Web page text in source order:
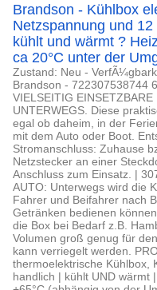
Brandson - Kühlbox
Netzspannung und
kühlt und wärmt ?
ca 20°C unter der
Zustand: Neu -
Brandson - 722307538744
VIELSEITIG
UNTERWEGS. Diese
egal ob daheim, in der
mit dem Auto oder Boot.
Stromanschluss: Zuhause
Netzstecker an einer
Anschluss zum Einsatz. |
AUTO: Unterwegs wird die
Fahrer und Beifahrer nach
Getränken bedienen
die Box bei Bedarf z.B.
Volumen groß genug für
kann verriegelt werden.
thermoelektrische Kühlbox,
handlich | kühlt UND wärmt